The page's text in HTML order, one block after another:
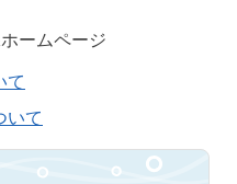
ームページ
て
いて